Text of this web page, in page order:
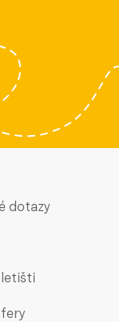
dotazy
letišti